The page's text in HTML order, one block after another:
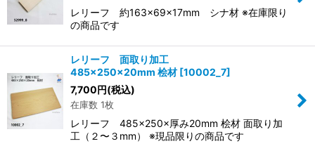
レリーフ 約163×69×17mm シナ材 ※在庫限り
の商品です
レリーフ 面取り加工
485×250×20mm 桧材 [10002_7]
7,700円(税込)
在庫数 1枚
レリーフ 485×250×厚み20mm 桧材 面取り加
工（２〜３mm） ※現品限りの商品です